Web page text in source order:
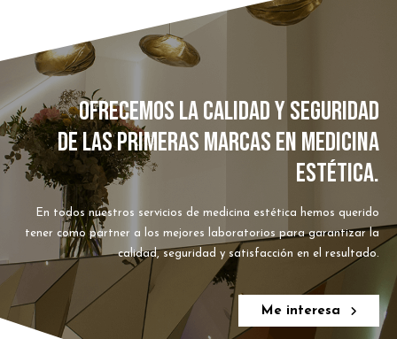
OFRECEMOS LA CALIDAD Y SEGURIDAD
DE LAS PRIMERAS MARCAS EN MEDICINA
ESTÉTICA.
En todos nuestros servicios de medicina estética hemos querido
tener como partner a los mejores laboratorios para garantizar la
calidad, seguridad y satisfacción en el resultado.
Me interesa